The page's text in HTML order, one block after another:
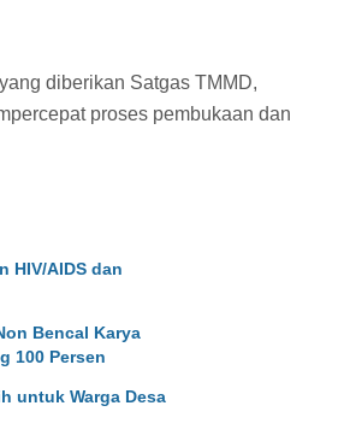
diberikan Satgas TMMD,
proses pembukaan dan
HIV/AIDS dan
Bencal Karya
100 Persen
untuk Warga Desa